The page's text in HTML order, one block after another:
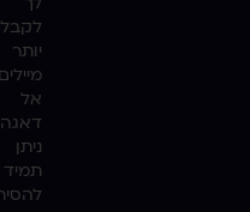
לקבל
יותר
אל
ניתן
תמיד